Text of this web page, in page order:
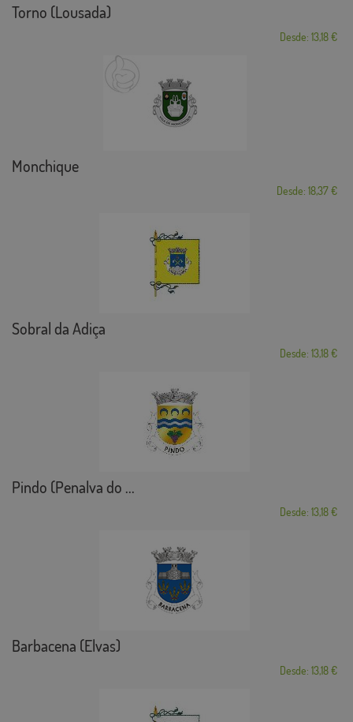
Torno (Lousada)
Desde: 13,18 €
Monchique
Desde: 18,37 €
Sobral da Adiça
Desde: 13,18 €
Pindo (Penalva do ...
Desde: 13,18 €
Barbacena (Elvas)
Desde: 13,18 €